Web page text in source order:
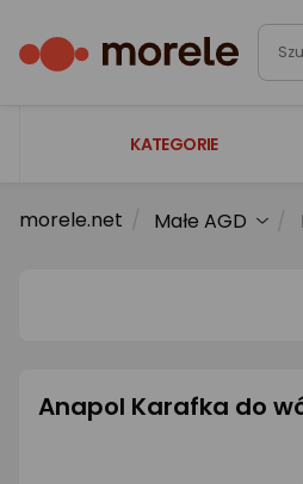
KATEGORIE
Laptopy
Smartfony i smartwatche
morele.net Małe AGD
Anapol Karafka do